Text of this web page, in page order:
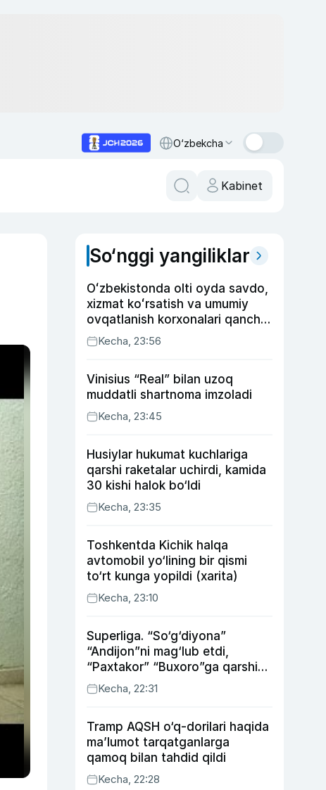
O‘zbekcha
Kabinet
So‘nggi yangiliklar
Oʻzbekistonda olti oyda savdo,
xizmat koʻrsatish va umumiy
ovqatlanish korxonalari qancha
soliq toʻlagani ochiqlandi
Kecha, 23:56
Vinisius “Real” bilan uzoq
muddatli shartnoma imzoladi
Kecha, 23:45
Husiylar hukumat kuchlariga
qarshi raketalar uchirdi, kamida
30 kishi halok bo‘ldi
Kecha, 23:35
Toshkentda Kichik halqa
avtomobil yo‘lining bir qismi
to‘rt kunga yopildi (xarita)
Kecha, 23:10
Superliga. “So‘g‘diyona”
“Andijon”ni mag‘lub etdi,
“Paxtakor” “Buxoro”ga qarshi
bahsda g‘alabani qo‘ldan
chiqardi
Kecha, 22:31
Tramp AQSH o‘q-dorilari haqida
ma’lumot tarqatganlarga
qamoq bilan tahdid qildi
Kecha, 22:28